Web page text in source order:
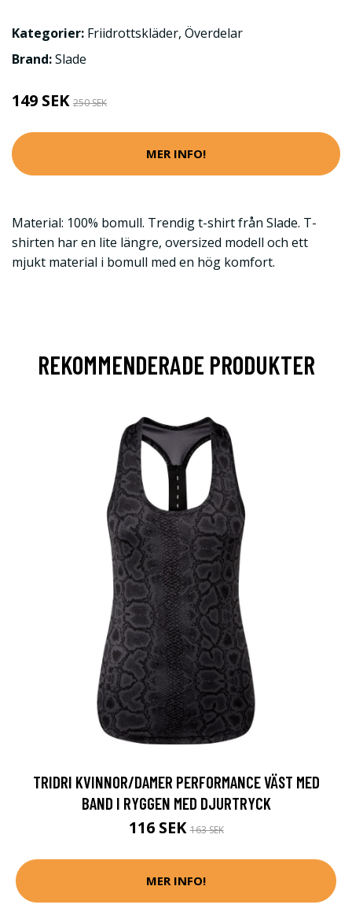
Kategorier: Friidrottskläder, Överdelar
Brand:Slade
149 SEK 250 SEK
MER INFO!
Material: 100% bomull. Trendig t-shirt från Slade. T-
shirten har en lite längre, oversized modell och ett
mjukt material i bomull med en hög komfort.
REKOMMENDERADE PRODUKTER
TRIDRI KVINNOR/DAMER PERFORMANCE VÄST MED
BAND I RYGGEN MED DJURTRYCK
116 SEK163 SEK
MER INFO!